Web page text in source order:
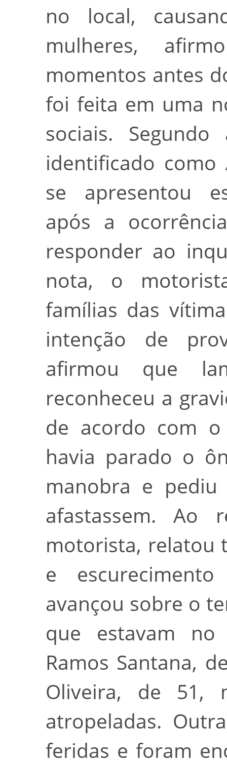
no local,
mulheres,
momentos antes
foi feita em uma
sociais.
identificado como
se apresentou
após a
responder ao
nota, o
famílias das
intenção de
afirmou que
reconheceu a
de acordo com
havia parado o
manobra e pediu
afastassem. Ao
motorista, relatou
e
avançou sobre o
que estavam no
Ramos Santana,
Oliveira, de 51,
atropeladas.
feridas e foram